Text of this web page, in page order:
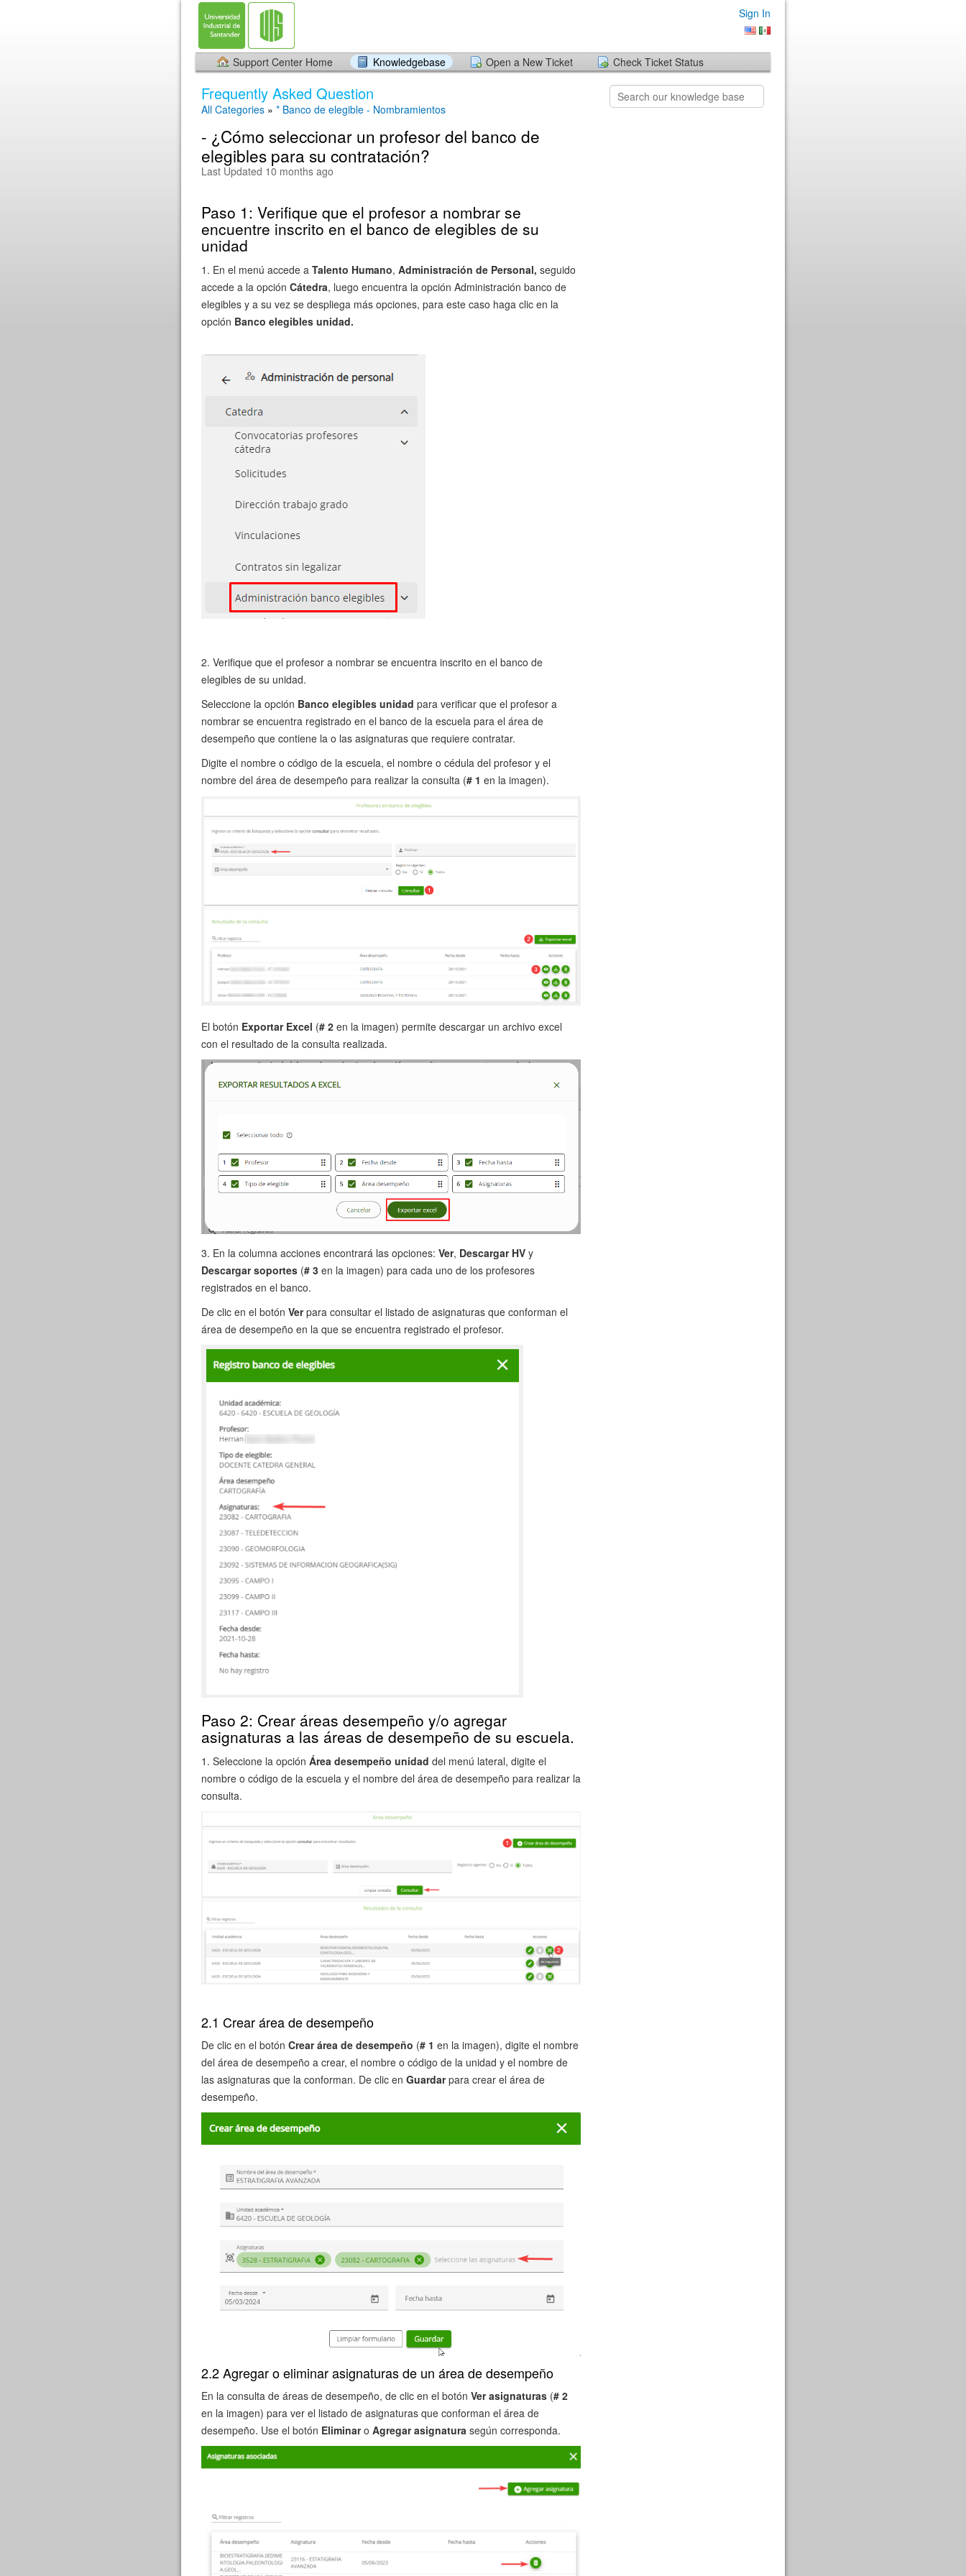
Sign In
Support Center Home Knowledgebase Open a New Ticket Check Ticket Status
Frequently Asked Question
All Categories » * Banco de elegible - Nombramientos
- ¿Cómo seleccionar un profesor del banco de
elegibles para su contratación?
Last Updated 10 months ago
Paso 1: Verifique que el profesor a nombrar se
encuentre inscrito en el banco de elegibles de su
unidad
1. En el menú accede a Talento Humano, Administración de Personal, seguido
accede a la opción Cátedra, luego encuentra la opción Administración banco de
elegibles y a su vez se despliega más opciones, para este caso haga clic en la
opción Banco elegibles unidad.
2. Verifique que el profesor a nombrar se encuentra inscrito en el banco de
elegibles de su unidad.
Seleccione la opción Banco elegibles unidad para verificar que el profesor a
nombrar se encuentra registrado en el banco de la escuela para el área de
desempeño que contiene la o las asignaturas que requiere contratar.
Digite el nombre o código de la escuela, el nombre o cédula del profesor y el
nombre del área de desempeño para realizar la consulta (# 1 en la imagen).
El botón Exportar Excel (# 2 en la imagen) permite descargar un archivo excel
con el resultado de la consulta realizada.
3. En la columna acciones encontrará las opciones: Ver, Descargar HV y
Descargar soportes (# 3 en la imagen) para cada uno de los profesores
registrados en el banco.
De clic en el botón Verpara consultar el listado de asignaturas que conforman el
área de desempeño en la que se encuentra registrado el profesor.
Paso 2: Crear áreas desempeño y/o agregar
asignaturas a las áreas de desempeño de su escuela.
1. Seleccione la opción Área desempeño unidad del menú lateral, digite el
nombre o código de la escuela y el nombre del área de desempeño para realizar la
consulta.
2.1 Crear área de desempeño
De clic en el botón Crear área de desempeño (# 1 en la imagen), digite el nombre
del área de desempeño a crear, el nombre o código de la unidad y el nombre de
las asignaturas que la conforman. De clic en Guardarpara crear el área de
desempeño.
2.2 Agregar o eliminar asignaturas de un área de desempeño
En la consulta de áreas de desempeño, de clic en el botón Ver asignaturas (# 2
en la imagen) para ver el listado de asignaturas que conforman el área de
desempeño. Use el botón Eliminaro Agregar asignatura según corresponda.